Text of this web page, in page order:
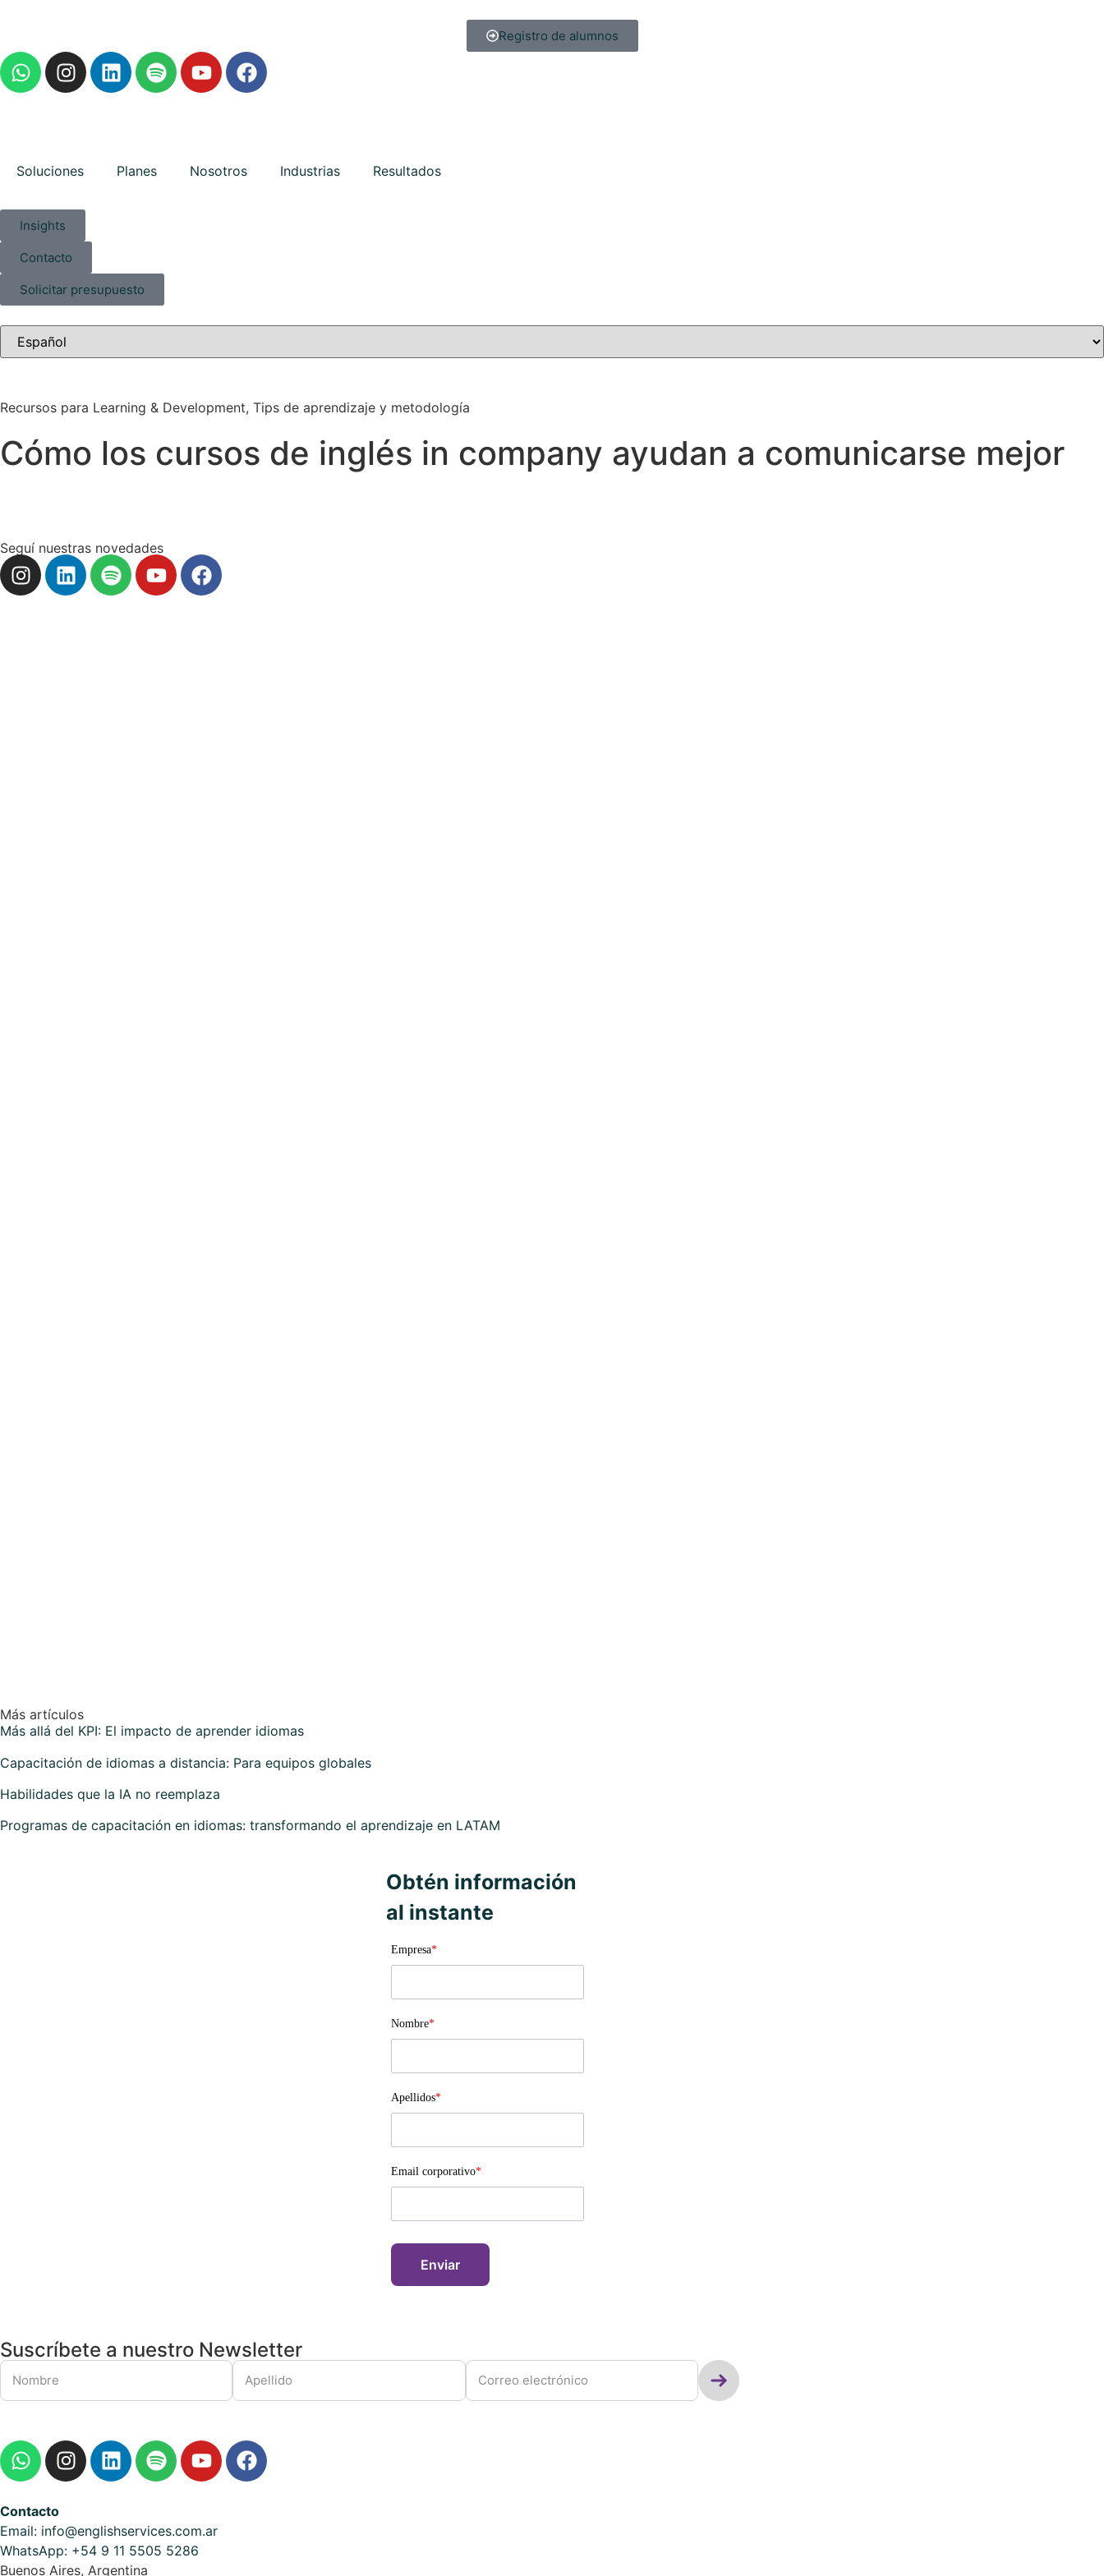
Registro de alumnos
Soluciones Planes Nosotros Industrias Resultados
Insights
Contacto
Solicitar presupuesto
Recursos para Learning & Development, Tips de aprendizaje y metodología
Cómo los cursos de inglés in company ayudan a comunicarse mejor
Seguí nuestras novedades
Más artículos
Más allá del KPI: El impacto de aprender idiomas
Capacitación de idiomas a distancia: Para equipos globales
Habilidades que la IA no reemplaza
Programas de capacitación en idiomas: transformando el aprendizaje en LATAM
Obtén información
al instante
Empresa*
Nombre*
Apellidos*
Email corporativo*
Suscríbete a nuestro Newsletter
Contacto
Email: info@englishservices.com.ar
WhatsApp: +54 9 11 5505 5286
Buenos Aires, Argentina